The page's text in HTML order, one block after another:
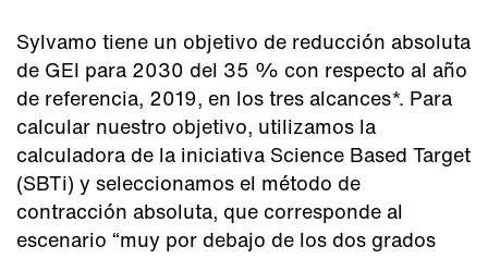
Sylvamo tiene un objetivo de reducción absoluta
de GEI para 2030 del 35 % con respecto al año
de referencia, 2019, en los tres alcances*. Para
calcular nuestro objetivo, utilizamos la
calculadora de la iniciativa Science Based Target
(SBTi) y seleccionamos el método de
contracción absoluta, que corresponde al
escenario “muy por debajo de los dos grados